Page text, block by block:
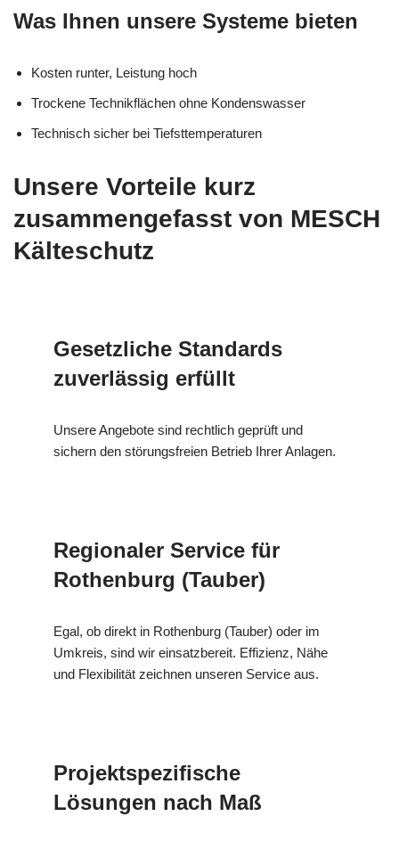
Was Ihnen unsere Systeme bieten
Kosten runter, Leistung hoch
Trockene Technikflächen ohne Kondenswasser
Technisch sicher bei Tiefsttemperaturen
Unsere Vorteile kurz
zusammengefasst von MESCH
Kälteschutz
Gesetzliche Standards
zuverlässig erfüllt
Unsere Angebote sind rechtlich geprüft und
sichern den störungsfreien Betrieb Ihrer Anlagen.
Regionaler Service für
Rothenburg (Tauber)
Egal, ob direkt in Rothenburg (Tauber) oder im
Umkreis, sind wir einsatzbereit. Effizienz, Nähe
und Flexibilität zeichnen unseren Service aus.
Projektspezifische
Lösungen nach Maß